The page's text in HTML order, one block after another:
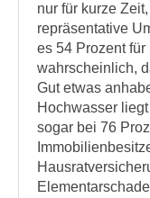
nur für kurze
repräsentative
es 54 Prozent
wahrscheinlich,
Gut etwas
Hochwasser
sogar bei 76